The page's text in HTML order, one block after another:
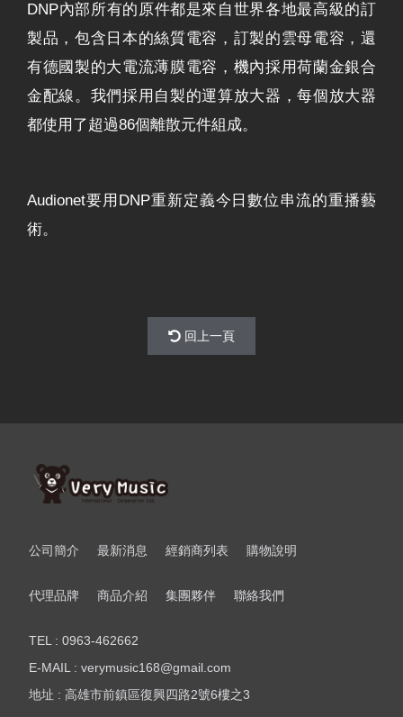
DNP內部所有的原件都是來自世界各地最高級的訂
製品，包含日本的絲質電容，訂製的雲母電容，還
有德國製的大電流薄膜電容，機內採用荷蘭金銀合
金配線。我們採用自製的運算放大器，每個放大器
都使用了超過86個離散元件組成。
Audionet要用DNP重新定義今日數位串流的重播藝
術。
回上一頁
公司簡介 最新消息 經銷商列表 購物說明
代理品牌 商品介紹 集團夥伴 聯絡我們
TEL : 0963-462662
E-MAIL : verymusic168@gmail.com
地址 : 高雄市前鎮區復興四路2號6樓之3